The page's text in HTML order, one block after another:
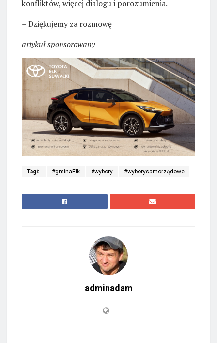
konfliktów, więcej dialogu i porozumienia.
– Dziękujemy za rozmowę
artykuł sponsorowany
Tagi: #gminaEłk #wybory #wyborysamorządowe
adminadam